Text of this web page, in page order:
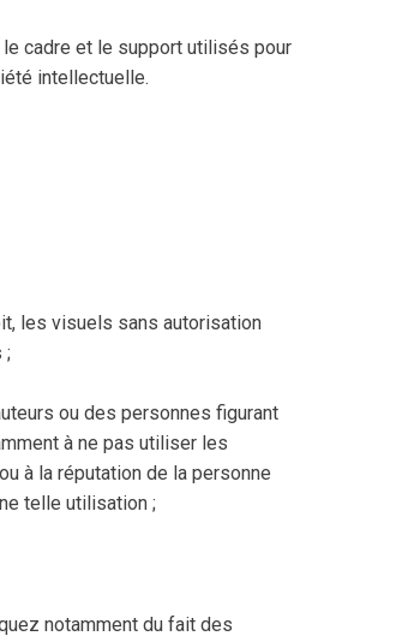
cadre et le support utilisés pour
intellectuelle.
les visuels sans autorisation
;
ou des personnes figurant
à ne pas utiliser les
à la réputation de la personne
telle utilisation ;
notamment du fait des